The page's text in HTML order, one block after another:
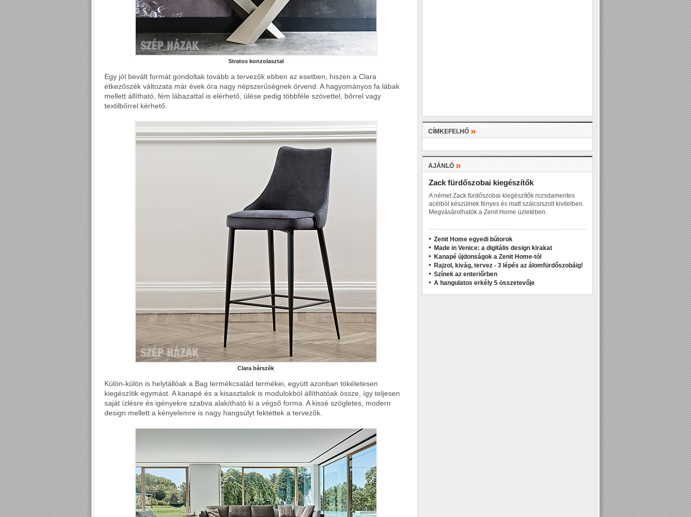
Stratos konzolasztal
Egy jól bevált formát gondoltak tovább a tervezők ebben az esetben, hiszen a Clara
étkezőszék változata már évek óra nagy népszerűségnek örvend. A hagyományos fa lábak
mellett állítható, fém lábazattal is elérhető, ülése pedig többféle szövettel, bőrrel vagy
textilbőrrel kérhető.
Clara bárszék
Külön-külön is helytállóak a Bag termékcsalád termékei, együtt azonban tökéletesen
kiegészítik egymást. A kanapé és a kisasztalok is modulokból állíthatóak össze, így teljesen
saját ízlésre és igényekre szabva alakítható ki a végső forma. A kissé szögletes, modern
design mellett a kényelemre is nagy hangsúlyt fektettek a tervezők.
CÍMKEFELHŐ»
AJÁNLÓ»
Zack fürdőszobai kiegészítők
A német Zack fürdőszobai kiegészítők rozsdamentes
acélból készülnek fényes és matt szálcsiszolt kivitelben.
Megvásárolhatók a Zenit Home üzletében.
Zenit Home egyedi bútorok
Made in Venice: a digitális design kirakat
Kanapé újdonságok a Zenit Home-tól
Rajzol, kivág, tervez - 3 lépés az álomfürdőszobáig!
Színek az enteriőrben
A hangulatos erkély 5 összetevője